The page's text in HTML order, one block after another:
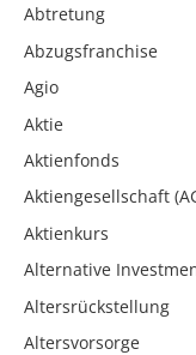
Abtretung
Abzugsfranchise
Agio
Aktie
Aktienfonds
Aktiengesellschaft
Aktienkurs
Alternative
Altersrückstellung
Altersvorsorge